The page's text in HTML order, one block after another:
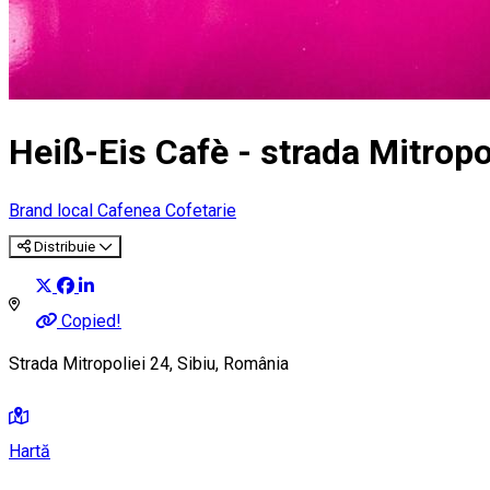
Heiß-Eis Cafè - strada
Brand local Cafenea Cofetarie
Distribuie
Copied!
Strada Mitropoliei 24, Sibiu, România
Hartă